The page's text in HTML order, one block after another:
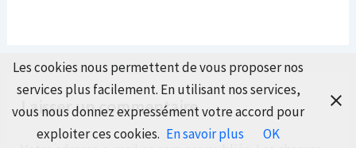
Laisser un commentaire
Les cookies nous permettent de vous proposer nos
services plus facilement. En utilisant nos services,
vous nous donnez expressément votre accord pour
exploiter ces cookies. En savoir plus OK